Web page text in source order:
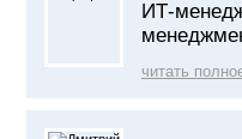
ИТ-
читать